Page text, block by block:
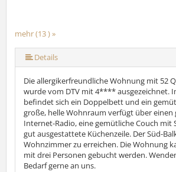
mehr (13 ) »
mehr (13 ) »
mehr (13 ) »
mehr (13 ) »
mehr (13 ) »
mehr (13 ) »
mehr (13 ) »
mehr (13 ) »
mehr (13 ) »
mehr (13 ) »
Details
Die allergikerfreundliche Wohnung mit 52
wurde vom DTV mit 4**** ausgezeichnet.
befindet sich ein Doppelbett und ein
große, helle Wohnraum verfügt über einen
Internet-Radio, eine gemütliche Couch mit
gut ausgestattete Küchenzeile. Der Süd-
Wohnzimmer zu erreichen. Die Wohnung
mit drei Personen gebucht werden.
Bedarf gerne an uns.